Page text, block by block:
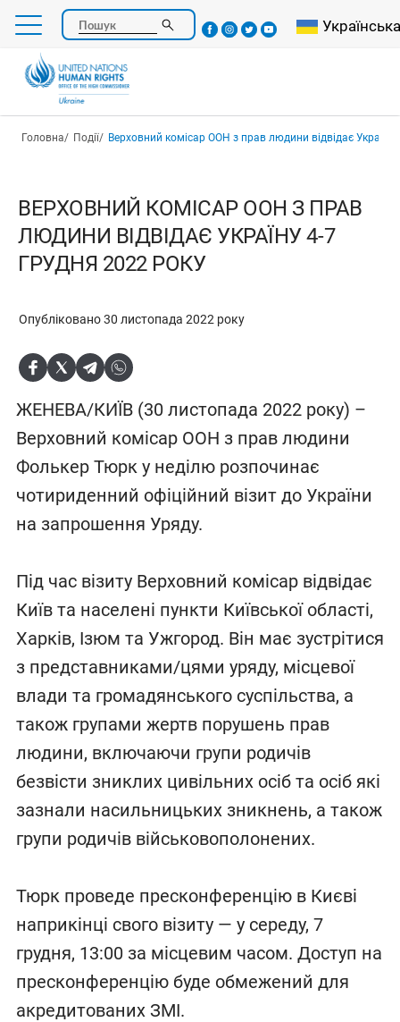
Перейти
основного
Пошук Select your
Українська
Рядок навіґації
Головна Події Верховний комісар ООН з прав людини відвідає Україну 4-7
ВЕРХОВНИЙ КОМІСАР ООН З ПРАВ
ЛЮДИНИ ВІДВІДАЄ УКРАЇНУ 4-7
ГРУДНЯ 2022 РОКУ
Опубліковано 30 листопада 2022 року
ЖЕНЕВА/КИЇВ (30 листопада 2022 року) –
Верховний комісар ООН з прав людини
Фолькер Тюрк у неділю розпочинає
чотириденний офіційний візит до України
на запрошення Уряду.
Під час візиту Верховний комісар відвідає
Київ та населені пункти Київської області,
Харків, Ізюм та Ужгород. Він має зустрітися
з представниками/цями уряду, місцевої
влади та громадянського суспільства, а
також групами жертв порушень прав
людини, включаючи групи родичів
безвісти зниклих цивільних осіб та осіб які
зазнали насильницьких зникнень, а також
групи родичів військовополонених.
Тюрк проведе пресконференцію в Києві
наприкінці свого візиту — у середу, 7
грудня, 13:00 за місцевим часом. Доступ на
пресконференцію буде обмежений для
акредитованих ЗМІ.